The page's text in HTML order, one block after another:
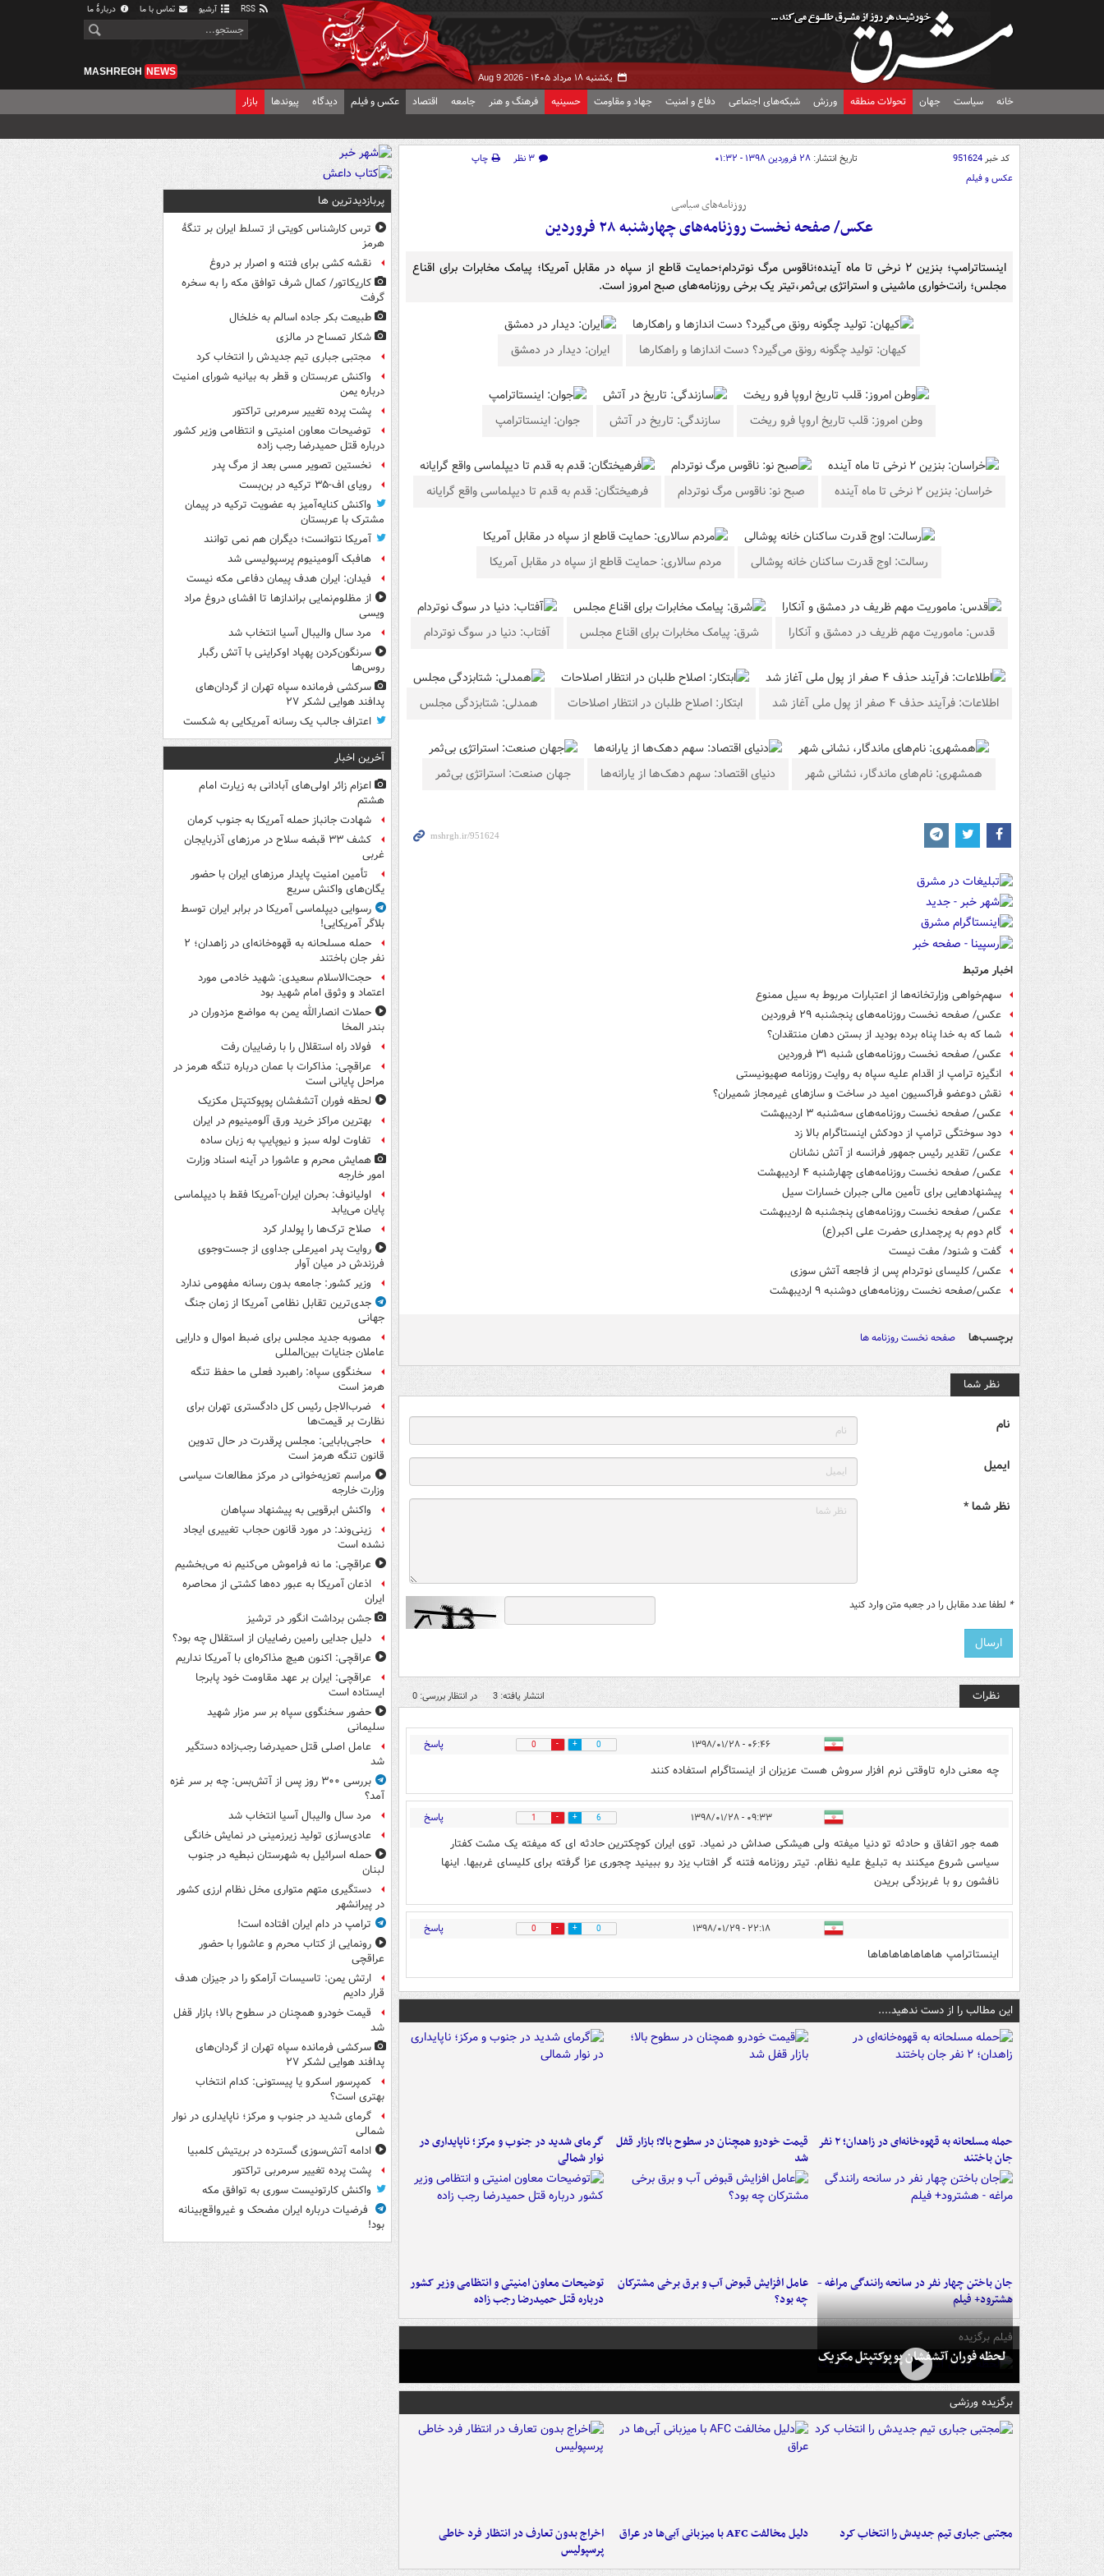
آرشیو تماس با ما دربارهٔ ما
یکشنبه ۱۸ مرداد ۱۴۰۵ - Aug 9 2026
MASHREGH NEWS
خانه سیاست جهان تحولات منطقه ورزش شبکه‌های اجتماعی دفاع و امنیت جهاد و مقاومت حسینیه فرهنگ و هنر جامعه اقتصاد عکس و فیلم دیدگاه پیوندها بازار
کد خبر951624 تاریخ انتشار: ۲۸ فروردین ۱۳۹۸ - ۰۱:۳۲ ۳ نظر
چاپ
عکس و فیلم
روزنامه‌های سیاسی
عکس/ صفحه نخست روزنامه‌های چهارشنبه ۲۸ فروردین
اینستاترامپ؛ بنزین ۲ نرخی تا ماه آینده؛ناقوس مرگ نوتردام؛حمایت قاطع از سپاه در مقابل آمریکا؛ پیامک مخابرات برای اقناع
مجلس؛ رانت‌خواری ماشینی و استراتژی بی‌ثمر،تیتر یک برخی روزنامه‌های صبح امروز است.
کیهان: تولید چگونه رونق می‌گیرد؟ دست اندازها و راهکارها ایران: دیدار در دمشق
وطن امروز: قلب تاریخ اروپا فرو ریخت سازندگی: تاریخ در آتش جوان: اینستاترامپ
خراسان: بنزین ۲ نرخی تا ماه آینده صبح نو: ناقوس مرگ نوتردام فرهیختگان: قدم به قدم تا دیپلماسی واقع گرایانه
رسالت: اوج قدرت ساکنان خانه پوشالی مردم سالاری: حمایت قاطع از سپاه در مقابل آمریکا
قدس: ماموریت مهم ظریف در دمشق و آنکارا شرق: پیامک مخابرات برای اقناع مجلس آفتاب: دنیا در سوگ نوتردام
اطلاعات: فرآیند حذف ۴ صفر از پول ملی آغاز شد ابتکار: اصلاح طلبان در انتظار اصلاحات همدلی: شتابزدگی مجلس
همشهری: نام‌های ماندگار، نشانی شهر دنیای اقتصاد: سهم دهک‌ها از یارانه‌ها جهان صنعت: استراتژی بی‌ثمر
اخبار مرتبط
سهم‌خواهی وزارتخانه‌ها از اعتبارات مربوط به سیل ممنوع
عکس/ صفحه نخست روزنامه‌های پنجشنبه ۲۹ فروردین
شما که به خدا پناه برده بودید از بستن دهان منتقدان؟
عکس/ صفحه نخست روزنامه‌های شنبه ۳۱ فروردین
انگیزه ترامپ از اقدام علیه سپاه به روایت روزنامه صهیونیستی
نقش دوعضو فراکسیون امید در ساخت ‌و سازهای غیرمجاز شمیران؟
عکس/ صفحه نخست روزنامه‌های سه‌شنبه ۳ اردیبهشت
دود سوختگی ترامپ از دودکش اینستاگرام بالا زد
عکس/ تقدیر رئیس جمهور فرانسه از آتش نشانان
عکس/ صفحه نخست روزنامه‌های چهارشنبه ۴ اردیبهشت
پیشنهادهایی برای تأمین مالی جبران خسارات سیل
عکس/ صفحه نخست روزنامه‌های پنجشنبه ۵ اردیبهشت
گام دوم به پرچمداری حضرت علی اکبر(ع)
گفت و شنود/ مفت نیست
عکس/ کلیسای نوتردام پس از فاجعه آتش سوزی
عکس/صفحه نخست روزنامه‌های دوشنبه ۹ اردیبهشت
برچسب‌ها صفحه نخست روزنامه ها
نظر شما
نام
ایمیل
نظر شما *
* لطفا عدد مقابل را در جعبه متن وارد کنید
نظرات انتشار یافته: 3 در انتظار بررسی: 0
۰۶:۴۶ - ۱۳۹۸/۰۱/۲۸ 0
0 پاسخ
چه معنی داره تاوقتی نرم افزار سروش هست عزیزان از اینستاگرام استفاده کنند
۰۹:۳۳ - ۱۳۹۸/۰۱/۲۸ 6
1 پاسخ
همه جور اتفاق و حادثه تو دنیا میفته ولی هیشکی صداش در نمیاد. توی ایران کوچکترین حادثه ای که میفته یک مشت کفتار
سیاسی شروع میکنند به تبلیغ علیه نظام. تیتر روزنامه فتنه گر افتاب یزد رو ببینید چجوری عزا گرفته برای کلیسای غربیها. اینها
نافشون رو با غربزدگی بریدن
۲۲:۱۸ - ۱۳۹۸/۰۱/۲۹ 0
0 پاسخ
اینستاترامپ هاهاهاهاهاهاها
این مطالب را از دست ندهید....
حمله مسلحانه به قهوه‌خانه‌ای در زاهدان؛ ۲ نفر
جان باختند
قیمت خودرو همچنان در سطوح بالا؛ بازار قفل
شد
گرمای شدید در جنوب و مرکز؛ ناپایداری در
نوار شمالی
جان باختن چهار نفر در سانحه رانندگی مراغه -
هشترود+ فیلم
عامل افزایش قبوض آب و برق برخی مشترکان
چه بود؟
توضیحات معاون امنیتی و انتظامی وزیر کشور
درباره قتل حمیدرضا رجب زاده
فیلم برگزیده
لحظه فوران آتشفشان پوپوکتپتل مکزیک
برگزیده ورزشی
مجتبی جباری تیم جدیدش را انتخاب کرد دلیل مخالفت AFC با میزبانی آبی‌ها در عراق
اخراج بدون تعارف در انتظار فرد خاطی
پرسپولیس
پربازدیدترین ها
ترس کارشناس کویتی از تسلط ایران بر تنگۀ
هرمز
نقشه کشی برای فتنه و اصرار بر دروغ
کاریکاتور/ کمال شرف توافق مکه را به سخره
گرفت
طبیعت بکر جاده اسالم به خلخال
شکار تمساح در مالزی
مجتبی جباری تیم جدیدش را انتخاب کرد
واکنش عربستان و قطر به بیانیه شورای امنیت
درباره یمن
پشت پرده تغییر سرمربی تراکتور
توضیحات معاون امنیتی و انتظامی وزیر کشور
درباره قتل حمیدرضا رجب زاده
نخستین تصویر مسی بعد از مرگ پدر
رویای اف-۳۵ ترکیه در بن‌بست
واکنش کنایه‌آمیز به عضویت ترکیه در پیمان
مشترک با عربستان
آمریکا نتوانست؛ دیگران هم نمی توانند
هافبک آلومینیوم پرسپولیسی شد
فیدان: ایران هدف پیمان دفاعی مکه نیست
از مظلوم‌نمایی براندازها تا افشای دروغ مراد
ویسی
مرد سال والیبال آسیا انتخاب شد
سرنگون‌کردن پهپاد اوکراینی با آتش رگبار
روس‌ها
سرکشی فرمانده سپاه تهران از گردان‌های
پدافند هوایی لشکر ۲۷
اعتراف جالب یک رسانه آمریکایی به شکست
آخرین اخبار
اعزام زائر اولی‌های آبادانی به زیارت امام
هشتم
شهادت جانباز حمله آمریکا به جنوب کرمان
کشف ۳۳ قبضه سلاح در مرزهای آذربایجان
غربی
تأمین امنیت پایدار مرزهای ایران با حضور
یگان‌های واکنش سریع
رسوایی دیپلماسی آمریکا در برابر ایران توسط
بلاگر آمریکایی!
حمله مسلحانه به قهوه‌خانه‌ای در زاهدان؛ ۲
نفر جان باختند
حجت‌الاسلام سعیدی: شهید خادمی مورد
اعتماد و وثوق امام شهید بود
حملات انصارالله یمن به مواضع مزدوران در
بندر المخا
فولاد راه استقلال را با رضاییان رفت
عراقچی: مذاکرات با عمان درباره تنگه هرمز در
مراحل پایانی است
لحظه فوران آتشفشان پوپوکتپتل مکزیک
بهترین مراکز خرید ورق آلومینیوم در ایران
تفاوت لوله سبز و نیوپایپ به زبان ساده
همایش محرم و عاشورا در آینه اسناد وزارت
امور خارجه
اولیانوف: بحران ایران-آمریکا فقط با دیپلماسی
پایان می‌یابد
صلاح ترک‌ها را پولدار کرد
روایت پدر امیرعلی جداوی از جست‌وجوی
فرزندش در میان آوار
وزیر کشور: جامعه بدون رسانه مفهومی ندارد
جدی‌ترین تقابل نظامی آمریکا از زمان جنگ
جهانی
مصوبه جدید مجلس برای ضبط اموال و دارایی
عاملان جنایات بین‌المللی
سخنگوی سپاه: راهبرد فعلی ما حفظ تنگه
هرمز است
ضرب‌الاجل رئیس کل دادگستری تهران برای
نظارت بر قیمت‌ها
حاجی‌بابایی: مجلس پرقدرت در حال تدوین
قانون تنگه هرمز است
مراسم تعزیه‌خوانی در مرکز مطالعات سیاسی
وزارت خارجه
واکنش ابرقویی به پیشنهاد سپاهان
زینی‌وند: در مورد قانون حجاب تغییری ایجاد
نشده است
عراقچی: ما نه فراموش می‌کنیم نه می‌بخشیم
اذعان آمریکا به عبور ده‌ها کشتی از محاصره
ایران
جشن برداشت انگور در ترشیز
دلیل جدایی رامین رضاییان از استقلال چه بود؟
عراقچی: اکنون هیچ مذاکره‌ای با آمریکا نداریم
عراقچی: ایران بر عهد مقاومت خود پابرجا
ایستاده است
حضور سخنگوی سپاه بر سر مزار شهید
سلیمانی
عامل اصلی قتل حمیدرضا رجب‌زاده دستگیر
شد
بررسی ۳۰۰ روز پس از آتش‌بس: چه بر سر غزه
آمد؟
مرد سال والیبال آسیا انتخاب شد
عادی‌سازی تولید زیرزمینی در نمایش خانگی
حمله اسرائیل به شهرستان نبطیه در جنوب
لبنان
دستگیری متهم متواری مخل نظام ارزی کشور
در پیرانشهر
ترامپ در دام ایران افتاده است!
رونمایی از کتاب محرم و عاشورا با حضور
عراقچی
ارتش یمن: تاسیسات آرامکو را در جیزان هدف
قرار دادیم
قیمت خودرو همچنان در سطوح بالا؛ بازار قفل
شد
سرکشی فرمانده سپاه تهران از گردان‌های
پدافند هوایی لشکر ۲۷
کمپرسور اسکرو یا پیستونی: کدام انتخاب
بهتری است؟
گرمای شدید در جنوب و مرکز؛ ناپایداری در نوار
شمالی
ادامه آتش‌سوزی گسترده در بریتیش کلمبیا
پشت پرده تغییر سرمربی تراکتور
واکنش کارتونیست سوری به توافق مکه
فرضیات درباره ایران مضحک و غیرواقع‌بینانه
بود!